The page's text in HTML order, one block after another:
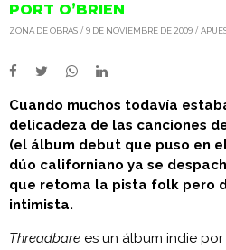
PORT O’BRIEN
ZONA DE OBRAS 9 DE NOVIEMBRE DE 2009
Cuando muchos todavía
delicadeza de las canciones
(el álbum debut que puso en
dúo californiano ya se
que retoma la pista folk pero
intimista.
Threadbare es un álbum indie